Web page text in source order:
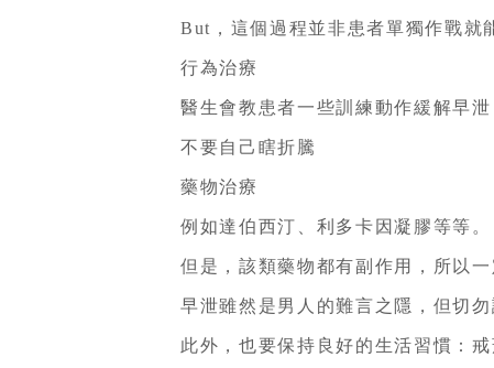
But，這個過程並非患者單獨作戰就
行為治療
醫生會教患者一些訓練動作緩解早
不要自己瞎折騰
藥物治療
例如達伯西汀、利多卡因凝膠等等。
但是，該類藥物都有副作用，所以
早泄雖然是男人的難言之隱，但切
此外，也要保持良好的生活習慣：